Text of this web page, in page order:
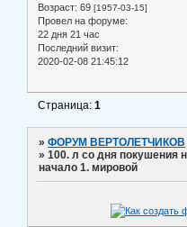
Возраст: 69 [1957-03-15]
Провел на форуме:
22 дня 21 час
Последний визит:
2020-02-08 21:45:12
Страница:1
»ФОРУМ ВЕРТОЛЕТЧИКОВ
»100. л со дня покушения
начало 1. мировой